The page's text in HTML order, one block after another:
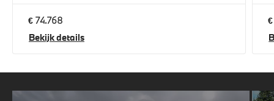
€ 74.768
Bekijk details